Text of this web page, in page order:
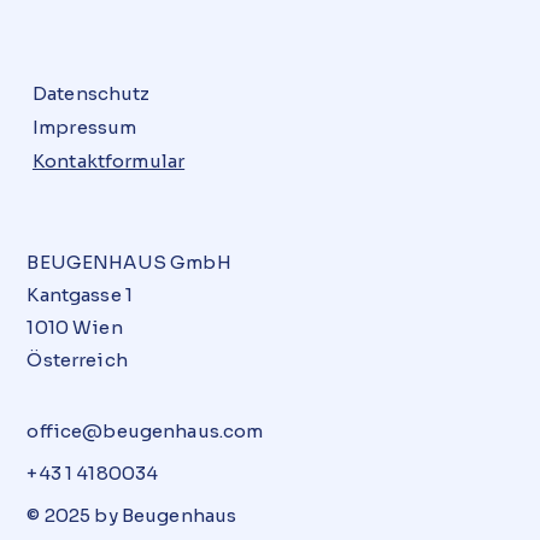
Datenschutz
Impressum
Kontaktformular
BEUGENHAUS GmbH
Kantgasse 1
1010 Wien
Österreich
office@beugenhaus.com
+43 1 4180034
© 2025 by Beugenhaus